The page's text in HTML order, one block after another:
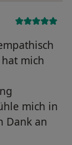
mich
mich in
Dank an